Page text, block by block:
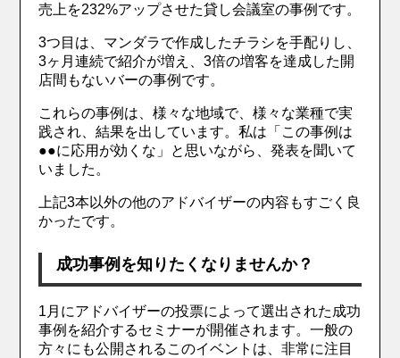
売上を232%アップさせた貸し会議室の事例です。
3つ目は、マンダラで作成したチラシを手配りし、
3ヶ月連続で紹介が増え、3倍の増客を達成した開
店間もないバーの事例です。
これらの事例は、様々な地域で、様々な業種で実
践され、結果を出しています。私は「この事例は
●●に応用が効くな」と思いながら、発表を聞いて
いました。
上記3本以外の他のアドバイザーの内容もすごく良
かったです。
成功事例を知りたくなりませんか？
1月にアドバイザーの投票によって選出された成功
事例を紹介するセミナーが開催されます。一般の
方々にも公開されるこのイベントは、非常に注目